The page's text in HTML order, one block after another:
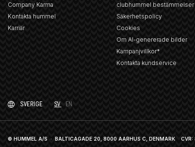
Company Karma
Kontakta hummel
Karriär
clubhummel bestämmelser
Säkerhetspolicy
Cookies
Om AI-genererade bilder
Kampanjvillkor*
Kontakta kundservice
SVERIGE SV EN
© HUMMEL A/S · BALTICAGADE 20, 8000 AARHUS C, DENMARK CVR: